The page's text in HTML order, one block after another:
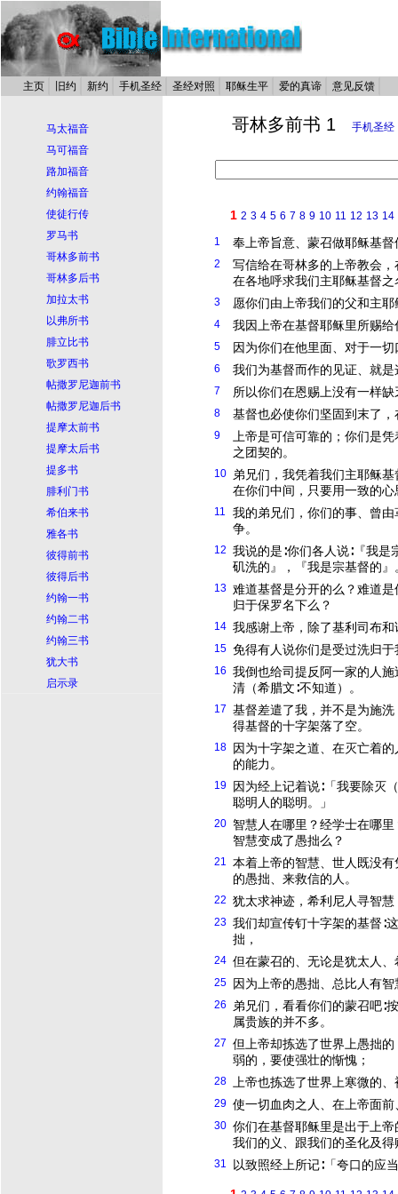
主页 旧约 新约 手机圣经 圣经对照 耶稣生平 爱的真谛 意见反馈
马太福音
马可福音
路加福音
约翰福音
使徒行传
罗马书
哥林多前书
哥林多后书
加拉太书
以弗所书
腓立比书
歌罗西书
帖撒罗尼迦前书
帖撒罗尼迦后书
提摩太前书
提摩太后书
提多书
腓利门书
希伯来书
雅各书
彼得前书
彼得后书
约翰一书
约翰二书
约翰三书
犹大书
启示录
哥林多前书 1 手机圣经
1 2 3 4 5 6 7 8 9 10 11 12 13 14
1 奉上帝旨意、蒙召做耶稣基督
2
写信给在哥林多的上帝教会，
在各地呼求我们主耶稣基督之
3 愿你们由上帝我们的父和主耶
4 我因上帝在基督耶稣里所赐
5 因为你们在他里面、对于一
6 我们为基督而作的见证、就
7 所以你们在恩赐上没有一样
8 基督也必使你们坚固到末了，
9
上帝是可信可靠的；你们是
之团契的。
10 弟兄们，我凭着我们主耶稣基
在你们中间，只要用一致的
11
我的弟兄们，你们的事、曾
争。
12 我说的是∶你们各人说∶『我
矶洗的』，『我是宗基督的』
13 难道基督是分开的么？难道
归于保罗名下么？
14 我感谢上帝，除了基利司布
15 免得有人说你们是受过洗归于
16 我倒也给司提反阿一家的人
清（希腊文∶不知道）。
17 基督差遣了我，并不是为施
得基督的十字架落了空。
18 因为十字架之道、在灭亡着
的能力。
19 因为经上记着说∶「我要除灭
聪明人的聪明。」
20 智慧人在哪里？经学士在哪
智慧变成了愚拙么？
21 本着上帝的智慧、世人既没
的愚拙、来救信的人。
22 犹太求神迹，希利尼人寻智慧
23 我们却宣传钉十字架的基督∶
拙，
24 但在蒙召的、无论是犹太人、
25 因为上帝的愚拙、总比人有
26
弟兄们，看看你们的蒙召吧∶
属贵族的并不多。
27 但上帝却拣选了世界上愚拙
弱的，要使强壮的惭愧；
28 上帝也拣选了世界上寒微的
29 使一切血肉之人、在上帝面
30 你们在基督耶稣里是出于上帝
我们的义、跟我们的圣化及得
31 以致照经上所记∶「夸口的应